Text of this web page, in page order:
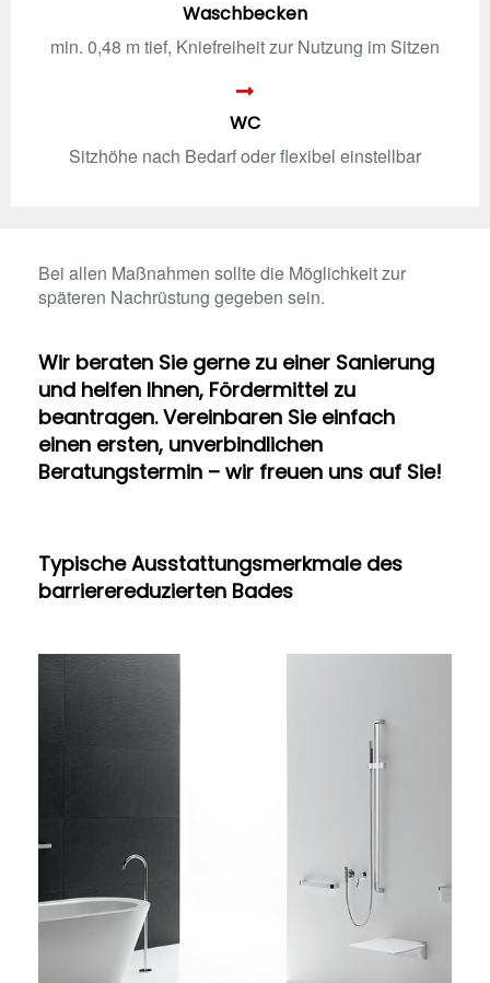
Waschbecken
min. 0,48 m tief, Kniefreiheit zur Nutzung im Sitzen
WC
Sitzhöhe nach Bedarf oder flexibel einstellbar
Bei allen Maßnahmen sollte die Möglichkeit zur
späteren Nachrüstung gegeben sein.
Wir beraten Sie gerne zu einer Sanierung
und helfen Ihnen, Fördermittel zu
beantragen. Vereinbaren Sie einfach
einen ersten, unverbindlichen
Beratungstermin – wir freuen uns auf Sie!
Typische Ausstattungsmerkmale des
barrierereduzierten Bades